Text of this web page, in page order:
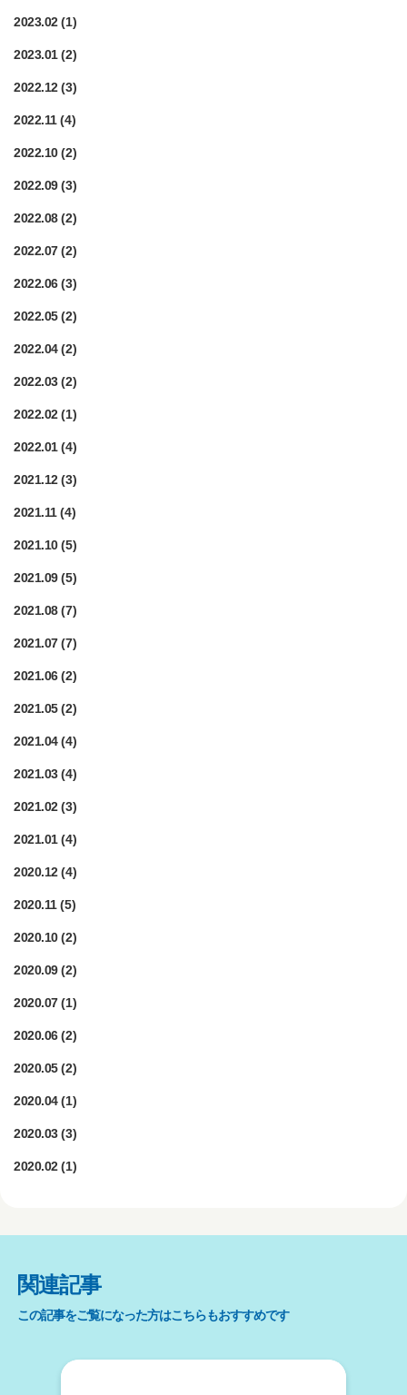
2023.02(1)
2023.01(2)
2022.12(3)
2022.11(4)
2022.10(2)
2022.09(3)
2022.08(2)
2022.07(2)
2022.06(3)
2022.05(2)
2022.04(2)
2022.03(2)
2022.02(1)
2022.01(4)
2021.12(3)
2021.11(4)
2021.10(5)
2021.09(5)
2021.08(7)
2021.07(7)
2021.06(2)
2021.05(2)
2021.04(4)
2021.03(4)
2021.02(3)
2021.01(4)
2020.12(4)
2020.11(5)
2020.10(2)
2020.09(2)
2020.07(1)
2020.06(2)
2020.05(2)
2020.04(1)
2020.03(3)
2020.02(1)
関連記事
この記事をご覧になった方はこちらもおすすめです